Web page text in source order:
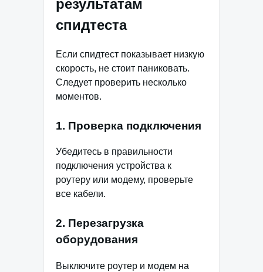
результатам
спидтеста
Если спидтест показывает низкую
скорость, не стоит паниковать.
Следует проверить несколько
моментов.
1. Проверка подключения
Убедитесь в правильности
подключения устройства к
роутеру или модему, проверьте
все кабели.
2. Перезагрузка
оборудования
Выключите роутер и модем на